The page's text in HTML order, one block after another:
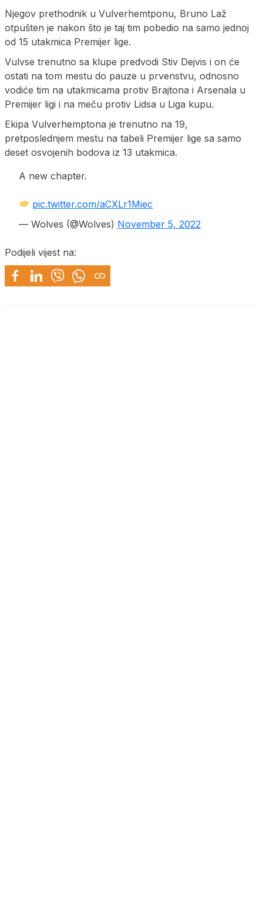
Njegov prethodnik u Vulverhemtponu, Bruno Laž
otpušten je nakon što je taj tim pobedio na samo jednoj
od 15 utakmica Premijer lige.
Vulvse trenutno sa klupe predvodi Stiv Dejvis i on će
ostati na tom mestu do pauze u prvenstvu, odnosno
vodiće tim na utakmicama protiv Brajtona i Arsenala u
Premijer ligi i na meču protiv Lidsa u Liga kupu.
Ekipa Vulverhemptona je trenutno na 19,
pretposlednjem mestu na tabeli Premijer lige sa samo
deset osvojenih bodova iz 13 utakmica.
A new chapter.
pic.twitter.com/aCXLr1Miec
— Wolves (@Wolves) November 5, 2022
Podijeli vijest na: